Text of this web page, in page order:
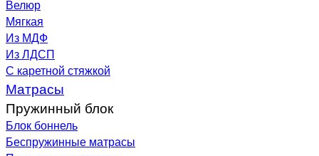
Велюр
Мягкая
Из МДФ
Из ЛДСП
С каретной стяжкой
Матрасы
Пружинный блок
Блок боннель
Беспружинные матрасы